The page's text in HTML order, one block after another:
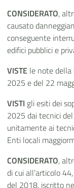
CONSIDERATO,
causato
conseguente
edifici pubblici e
VISTE le note della
2025 e del 22
VISTI gli esiti dei
2025 dai tecnici
unitamente ai
Enti locali
CONSIDERATO,
di cui all’articolo
del 2018, iscritto